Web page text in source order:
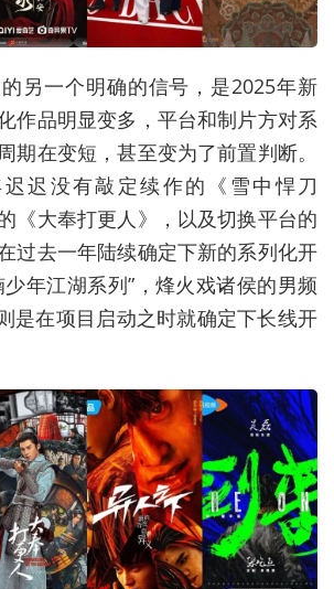
另一个明确的信号，是2025年新
作品明显变多，平台和制片方对系
期在变短，甚至变为了前置判断。
迟没有敲定续作的《雪中悍刀
《大奉打更人》，以及切换平台的
过去一年陆续确定下新的系列化开
年江湖系列”，烽火戏诸侯的男频
是在项目启动之时就确定下长线开